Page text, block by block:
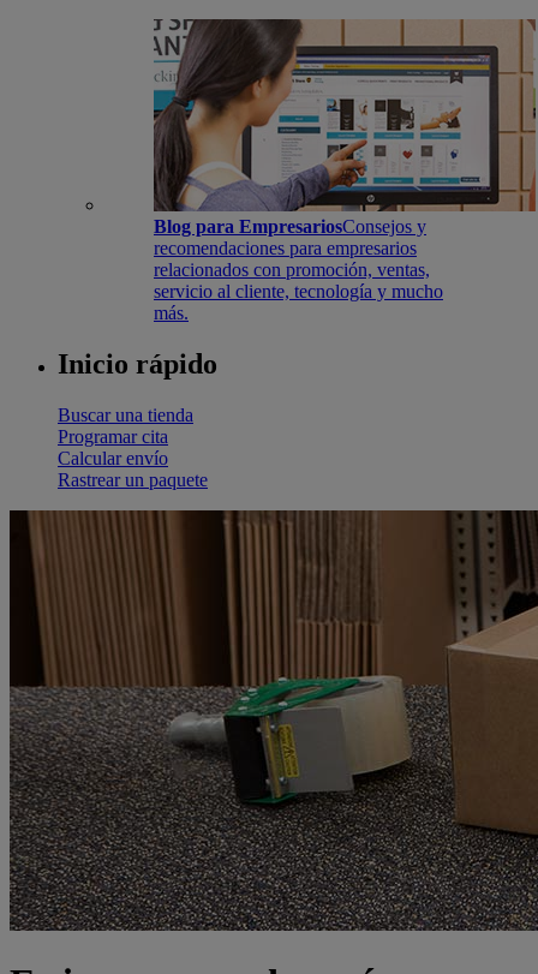
Blog para EmpresariosConsejos y
recomendaciones para empresarios
relacionados con promoción, ventas,
servicio al cliente, tecnología y mucho
más.
Inicio rápido
Buscar una tienda
Programar cita
Calcular envío
Rastrear un paquete